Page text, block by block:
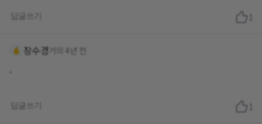
답글쓰기 1
장수경 거의 4년 전
.
답글쓰기 1